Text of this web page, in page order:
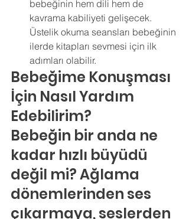
bebeğinin hem dili hem de
kavrama kabiliyeti gelişecek.
Üstelik okuma seansları bebeğinin
ilerde kitapları sevmesi için ilk
adımları olabilir.
Bebeğime Konuşması
İçin Nasıl Yardım
Edebilirim?
Bebeğin bir anda ne
kadar hızlı büyüdü
değil mi? Ağlama
dönemlerinden ses
çıkarmaya, seslerden